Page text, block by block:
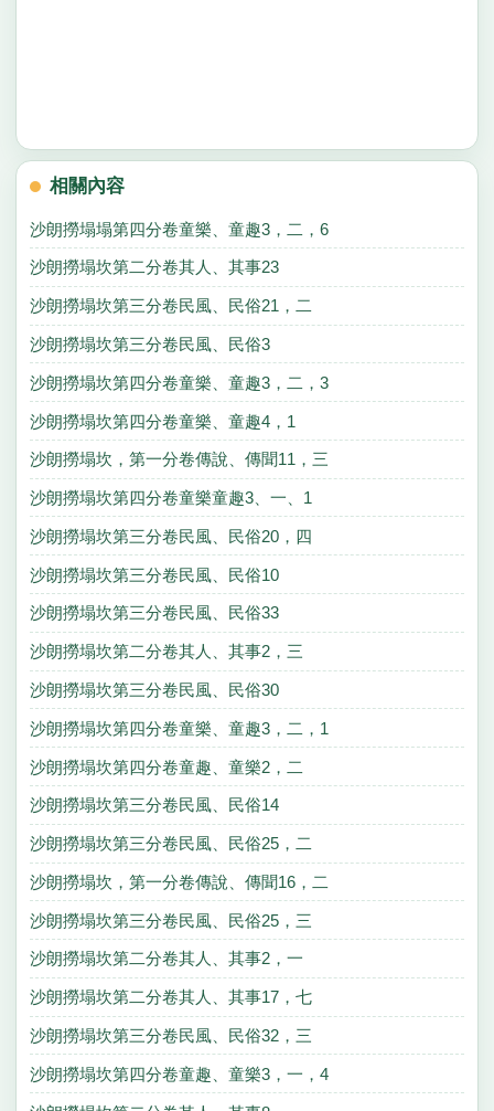
相關內容
沙朗撈塌塌第四分卷童樂、童趣3，二，6
沙朗撈塌坎第二分卷其人、其事23
沙朗撈塌坎第三分卷民風、民俗21，二
沙朗撈塌坎第三分卷民風、民俗3
沙朗撈塌坎第四分卷童樂、童趣3，二，3
沙朗撈塌坎第四分卷童樂、童趣4，1
沙朗撈塌坎，第一分卷傳說、傳聞11，三
沙朗撈塌坎第四分卷童樂童趣3、一、1
沙朗撈塌坎第三分卷民風、民俗20，四
沙朗撈塌坎第三分卷民風、民俗10
沙朗撈塌坎第三分卷民風、民俗33
沙朗撈塌坎第二分卷其人、其事2，三
沙朗撈塌坎第三分卷民風、民俗30
沙朗撈塌坎第四分卷童樂、童趣3，二，1
沙朗撈塌坎第四分卷童趣、童樂2，二
沙朗撈塌坎第三分卷民風、民俗14
沙朗撈塌坎第三分卷民風、民俗25，二
沙朗撈塌坎，第一分卷傳說、傳聞16，二
沙朗撈塌坎第三分卷民風、民俗25，三
沙朗撈塌坎第二分卷其人、其事2，一
沙朗撈塌坎第二分卷其人、其事17，七
沙朗撈塌坎第三分卷民風、民俗32，三
沙朗撈塌坎第四分卷童趣、童樂3，一，4